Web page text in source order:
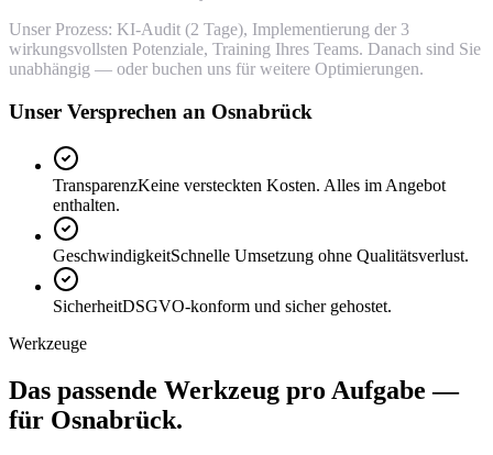
Unser Prozess: KI-Audit (2 Tage), Implementierung der 3
wirkungsvollsten Potenziale, Training Ihres Teams. Danach sind Sie
unabhängig — oder buchen uns für weitere Optimierungen.
Unser Versprechen an Osnabrück
TransparenzKeine versteckten Kosten. Alles im Angebot
enthalten.
GeschwindigkeitSchnelle Umsetzung ohne Qualitätsverlust.
SicherheitDSGVO-konform und sicher gehostet.
Werkzeuge
Das passende Werkzeug pro Aufgabe —
für Osnabrück.